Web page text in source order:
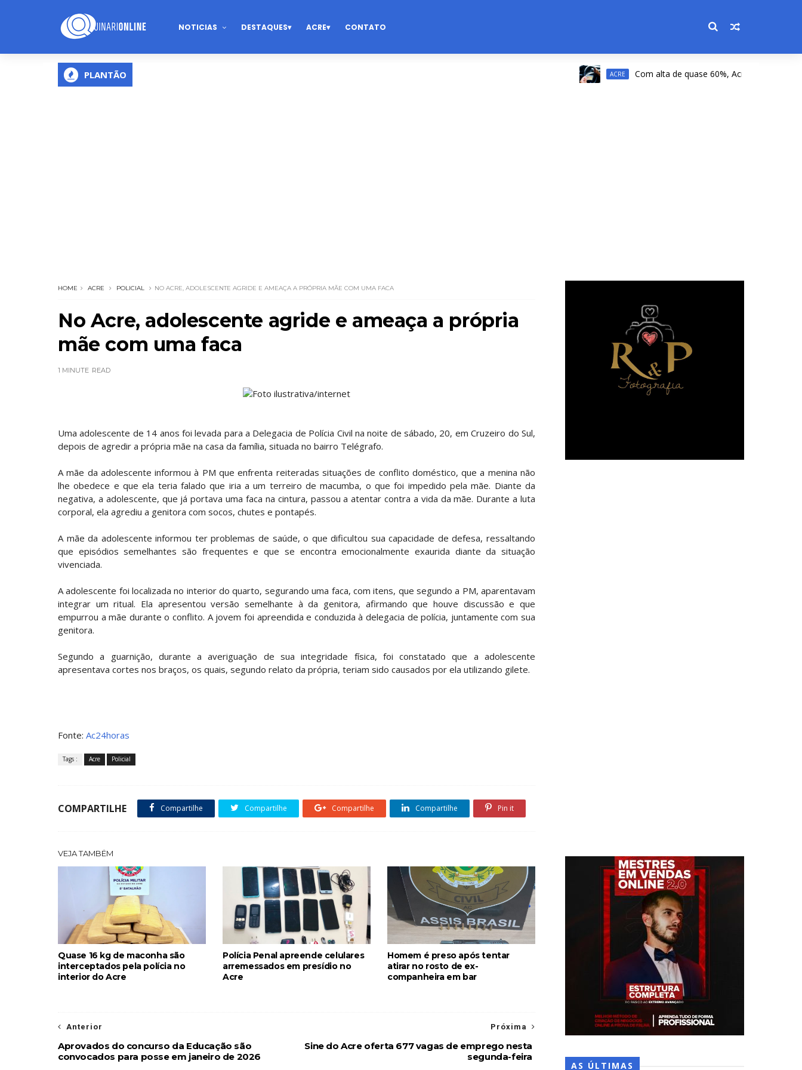
NOTICIAS DESTAQUES ACRE CONTATO
PLANTÃO ACRE Com alta de quase 60%, Acre registra a 2ª
HOME ACRE POLICIAL NO ACRE, ADOLESCENTE AGRIDE E AMEAÇA A PRÓPRIA MÃE COM UMA FACA
No Acre, adolescente agride e ameaça a própria
mãe com uma faca
1 MINUTE READ
Foto ilustrativa/internet
Uma adolescente de 14 anos foi levada para a Delegacia de Polícia Civil na noite de sábado, 20, em Cruzeiro do Sul,
depois de agredir a própria mãe na casa da família, situada no bairro Telégrafo.
A mãe da adolescente informou à PM que enfrenta reiteradas situações de conflito doméstico, que a menina não
lhe obedece e que ela teria falado que iria a um terreiro de macumba, o que foi impedido pela mãe. Diante da
negativa, a adolescente, que já portava uma faca na cintura, passou a atentar contra a vida da mãe. Durante a luta
corporal, ela agrediu a genitora com socos, chutes e pontapés.
A mãe da adolescente informou ter problemas de saúde, o que dificultou sua capacidade de defesa, ressaltando
que episódios semelhantes são frequentes e que se encontra emocionalmente exaurida diante da situação
vivenciada.
A adolescente foi localizada no interior do quarto, segurando uma faca, com itens, que segundo a PM, aparentavam
integrar um ritual. Ela apresentou versão semelhante à da genitora, afirmando que houve discussão e que
empurrou a mãe durante o conflito. A jovem foi apreendida e conduzida à delegacia de polícia, juntamente com sua
genitora.
Segundo a guarnição, durante a averiguação de sua integridade física, foi constatado que a adolescente
apresentava cortes nos braços, os quais, segundo relato da própria, teriam sido causados por ela utilizando gilete.
Fonte: Ac24horas
Tags : Acre Policial
COMPARTILHE Compartilhe Compartilhe Compartilhe Compartilhe Pin it
VEJA TAMBÉM
Quase 16 kg de maconha são
interceptados pela polícia no
interior do Acre
Polícia Penal apreende celulares
arremessados em presídio no
Acre
Homem é preso após tentar
atirar no rosto de ex-
companheira em bar
Próxima
Sine do Acre oferta 677 vagas de emprego nesta
segunda-feira
Anterior
Aprovados do concurso da Educação são
convocados para posse em janeiro de 2026
AS ÚLTIMAS